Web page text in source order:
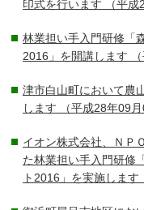
印式を行います （平成
林業担い手入門研修「
2016」を開講します
津市白山町において農
します （平成28年09月
イオン株式会社、ＮＰ
た林業担い手入門研修
ト2016」を実施します